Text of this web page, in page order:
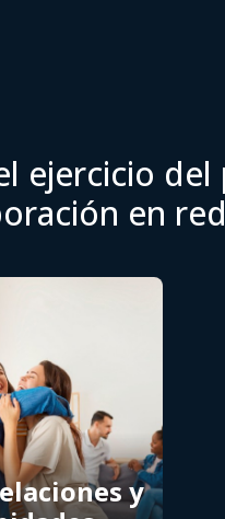
ejercicio
en
y